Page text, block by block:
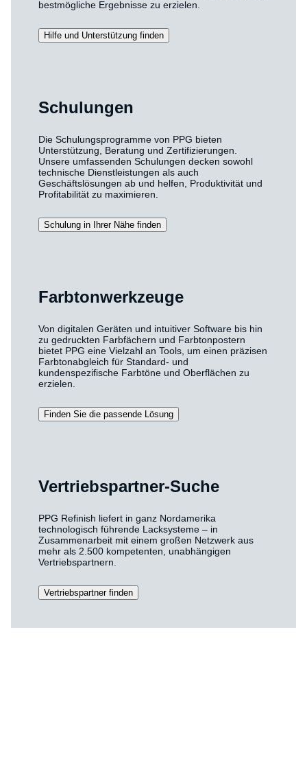
bestmögliche Ergebnisse zu erzielen.
Hilfe und Unterstützung finden
Schulungen
Die Schulungsprogramme von PPG bieten
Unterstützung, Beratung und Zertifizierungen.
Unsere umfassenden Schulungen decken sowohl
technische Dienstleistungen als auch
Geschäftslösungen ab und helfen, Produktivität und
Profitabilität zu maximieren.
Schulung in Ihrer Nähe finden
Farbtonwerkzeuge
Von digitalen Geräten und intuitiver Software bis hin
zu gedruckten Farbfächern und Farbtonpostern
bietet PPG eine Vielzahl an Tools, um einen präzisen
Farbtonabgleich für Standard- und
kundenspezifische Farbtöne und Oberflächen zu
erzielen.
Finden Sie die passende Lösung
Vertriebspartner-Suche
PPG Refinish liefert in ganz Nordamerika
technologisch führende Lacksysteme – in
Zusammenarbeit mit einem großen Netzwerk aus
mehr als 2.500 kompetenten, unabhängigen
Vertriebspartnern.
Vertriebspartner finden